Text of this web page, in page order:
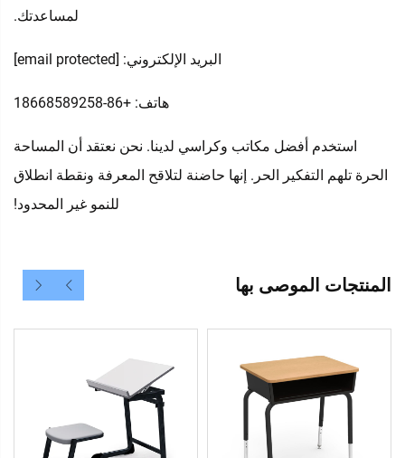
لمساعدتك.
البريد الإلكتروني: [email protected]
هاتف: +86-18668589258
استخدم أفضل مكاتب وكراسي لدينا. نحن نعتقد أن المساحة
الحرة تلهم التفكير الحر. إنها حاضنة لتلاقح المعرفة ونقطة انطلاق
للنمو غير المحدود!
المنتجات الموصى بها